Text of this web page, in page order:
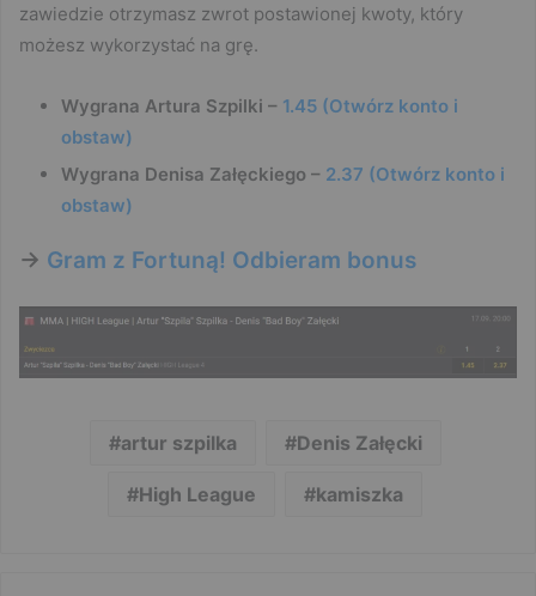
zawiedzie otrzymasz zwrot postawionej kwoty, który
możesz wykorzystać na grę.
Wygrana Artura Szpilki – 1.45 (Otwórz konto i
obstaw)
Wygrana Denisa Załęckiego – 2.37 (Otwórz konto i
obstaw)
-> Gram z Fortuną! Odbieram bonus
artur szpilka Denis Załęcki
High League kamiszka